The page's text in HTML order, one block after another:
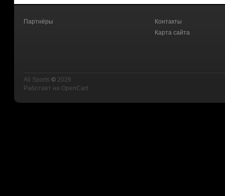
Партнёры
Контакты
Карта сайта
All Sports © 2026
Работает на OpenCart